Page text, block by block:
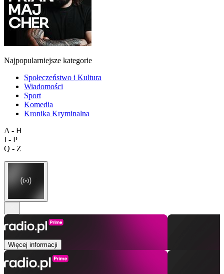
Najpopularniejsze kategorie
Społeczeństwo i Kultura
Wiadomości
Sport
Komedia
Kronika Kryminalna
A - H
I - P
Q - Z
Więcej informacji